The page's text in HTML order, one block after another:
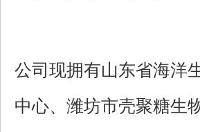
公司现拥有山东省海洋
中心、潍坊市壳聚糖生